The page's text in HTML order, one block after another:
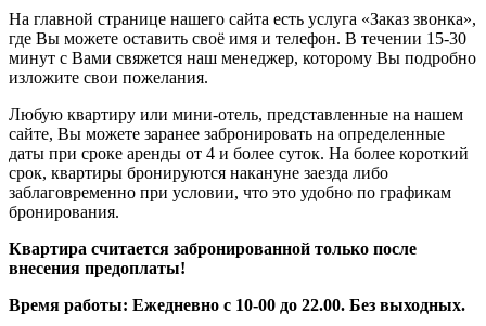
На главной странице нашего сайта есть услуга «Заказ звонка»,
где Вы можете оставить своё имя и телефон. В течении 15-30
минут с Вами свяжется наш менеджер, которому Вы подробно
изложите свои пожелания.
Любую квартиру или мини-отель, представленные на нашем
сайте, Вы можете заранее забронировать на определенные
даты при сроке аренды от 4 и более суток. На более короткий
срок, квартиры бронируются накануне заезда либо
заблаговременно при условии, что это удобно по графикам
бронирования.
Квартира считается забронированной только после
внесения предоплаты!
Время работы: Ежедневно с 10-00 до 22.00. Без выходных.